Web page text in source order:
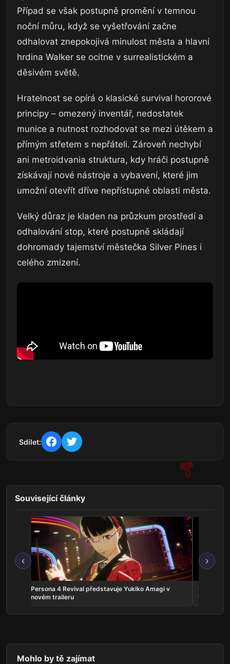
Případ se však postupně promění v temnou
noční můru, když se vyšetřování začne
odhalovat znepokojivá minulost města a hlavní
hrdina Walker se ocitne v surrealistickém a
děsivém světě.
Hratelnost se opírá o klasické survival hororové
principy – omezený inventář, nedostatek
munice a nutnost rozhodovat se mezi útěkem a
přímým střetem s nepřáteli. Zároveň nechybí
ani metroidvania struktura, kdy hráči postupně
získávají nové nástroje a vybavení, které jim
umožní otevřít dříve nepřístupné oblasti města.
Velký důraz je kladen na průzkum prostředí a
odhalování stop, které postupně skládají
dohromady tajemství městečka Silver Pines i
celého zmizení.
Sdílet:
Související články
‹
Persona 4 Revival představuje Yukiko Amagi v
novém traileru
Phantom:
vyjde v
›
Mohlo by tě zajímat